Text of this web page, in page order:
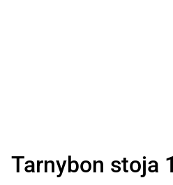
Tarnybon stoja